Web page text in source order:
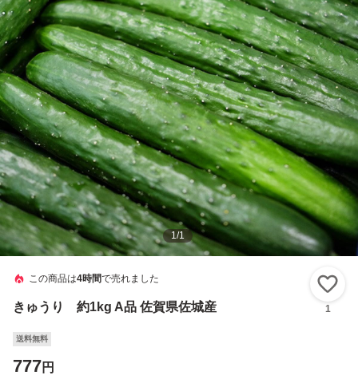
1/1
この商品は4時間で売れました
きゅうり 約1kg A品 佐賀県佐城産 1
送料無料
777円